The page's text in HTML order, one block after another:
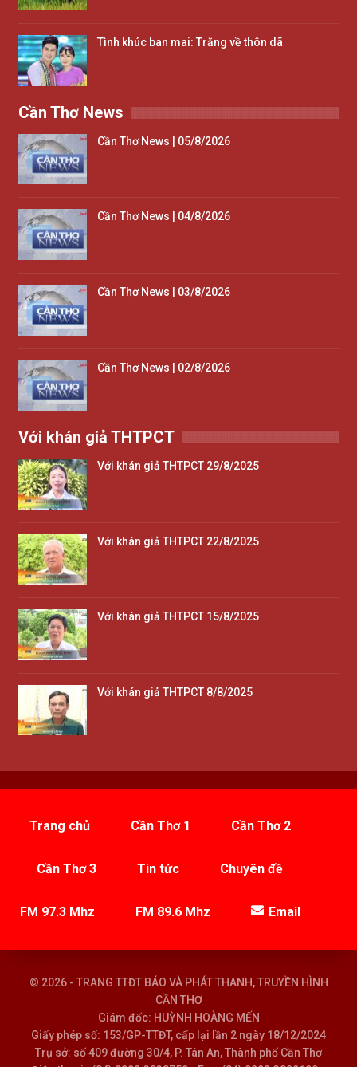
Tình khúc ban mai: Trăng về thôn dã
Cần Thơ News
Cần Thơ News | 05/8/2026
Cần Thơ News | 04/8/2026
Cần Thơ News | 03/8/2026
Cần Thơ News | 02/8/2026
Với khán giả THTPCT
Với khán giả THTPCT 29/8/2025
Với khán giả THTPCT 22/8/2025
Với khán giả THTPCT 15/8/2025
Với khán giả THTPCT 8/8/2025
Trang chủ Cần Thơ 1 Cần Thơ 2
Cần Thơ 3 Tin tức Chuyên đề
FM 97.3 Mhz FM 89.6 Mhz Email
© 2026 - TRANG TTĐT BÁO VÀ PHÁT THANH, TRUYỀN HÌNH
CẦN THƠ
Giám đốc: HUỲNH HOÀNG MẾN
Giấy phép số: 153/GP-TTĐT, cấp lại lần 2 ngày 18/12/2024
Trụ sở: số 409 đường 30/4, P. Tân An, Thành phố Cần Thơ